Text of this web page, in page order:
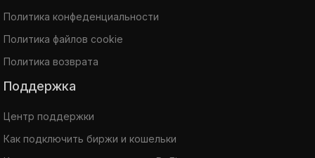
Политика конфеденциальности
Политика файлов cookie
Политика возврата
Поддержка
Центр поддержки
Как подключить биржи и кошельки